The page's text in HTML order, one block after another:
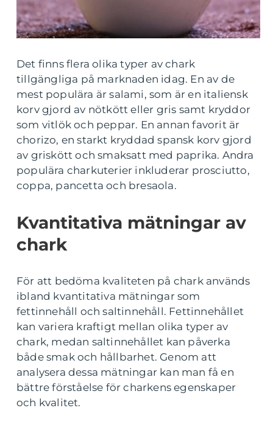
Det finns flera olika typer av chark
tillgängliga på marknaden idag. En av de
mest populära är salami, som är en italiensk
korv gjord av nötkött eller gris samt kryddor
som vitlök och peppar. En annan favorit är
chorizo, en starkt kryddad spansk korv gjord
av griskött och smaksatt med paprika. Andra
populära charkuterier inkluderar prosciutto,
coppa, pancetta och bresaola.
Kvantitativa mätningar av
chark
För att bedöma kvaliteten på chark används
ibland kvantitativa mätningar som
fettinnehåll och saltinnehåll. Fettinnehållet
kan variera kraftigt mellan olika typer av
chark, medan saltinnehållet kan påverka
både smak och hållbarhet. Genom att
analysera dessa mätningar kan man få en
bättre förståelse för charkens egenskaper
och kvalitet.